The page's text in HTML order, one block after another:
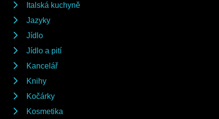
Italská kuchyně
Jazyky
Jídlo
Jídlo a pití
Kancelář
Knihy
Kočárky
Kosmetika